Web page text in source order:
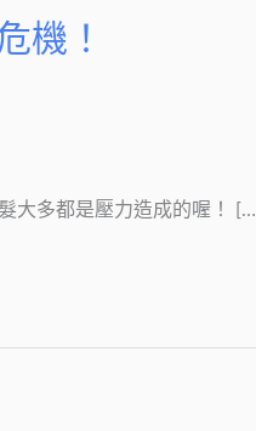
機！
大多都是壓力造成的喔！ […]